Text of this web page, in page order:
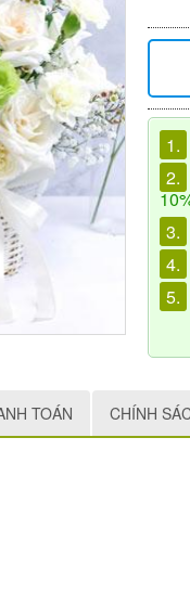
1.
2.
3.
4.
5.
TOÁN CHÍNH